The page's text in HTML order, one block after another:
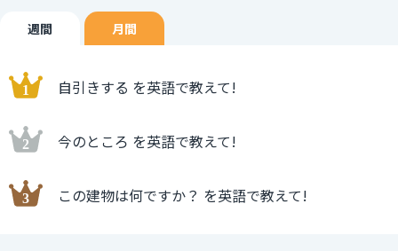
週間 月間
自引きする を英語で教えて!
今のところ を英語で教えて!
この建物は何ですか？ を英語で教えて!